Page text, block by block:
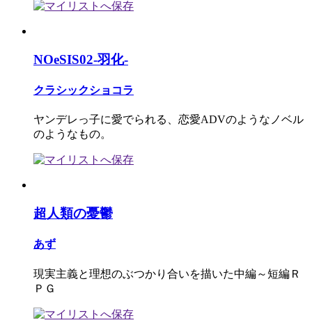
NOeSIS02-羽化-
クラシックショコラ
ヤンデレっ子に愛でられる、恋愛ADVのようなノベル
のようなもの。
超人類の憂鬱
あず
現実主義と理想のぶつかり合いを描いた中編～短編Ｒ
ＰＧ